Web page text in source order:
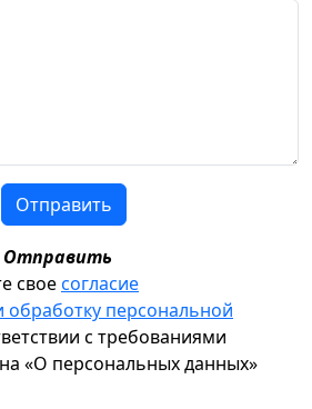
Отправить
Отправить
своесогласие
обработку персональной
с требованиями
«О персональных данных»